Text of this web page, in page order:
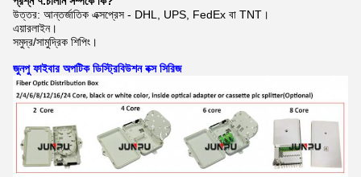
উত্তর: আন্তর্জাতিক এক্সপ্রেস - DHL, UPS, FedEx বা TNT।
এয়ারলাইন।
সমুদ্র/সামুদ্রিক শিপিং।
জুনপু ফাইবার অপটিক ডিস্ট্রিবিউশন বক্স সিরিজ